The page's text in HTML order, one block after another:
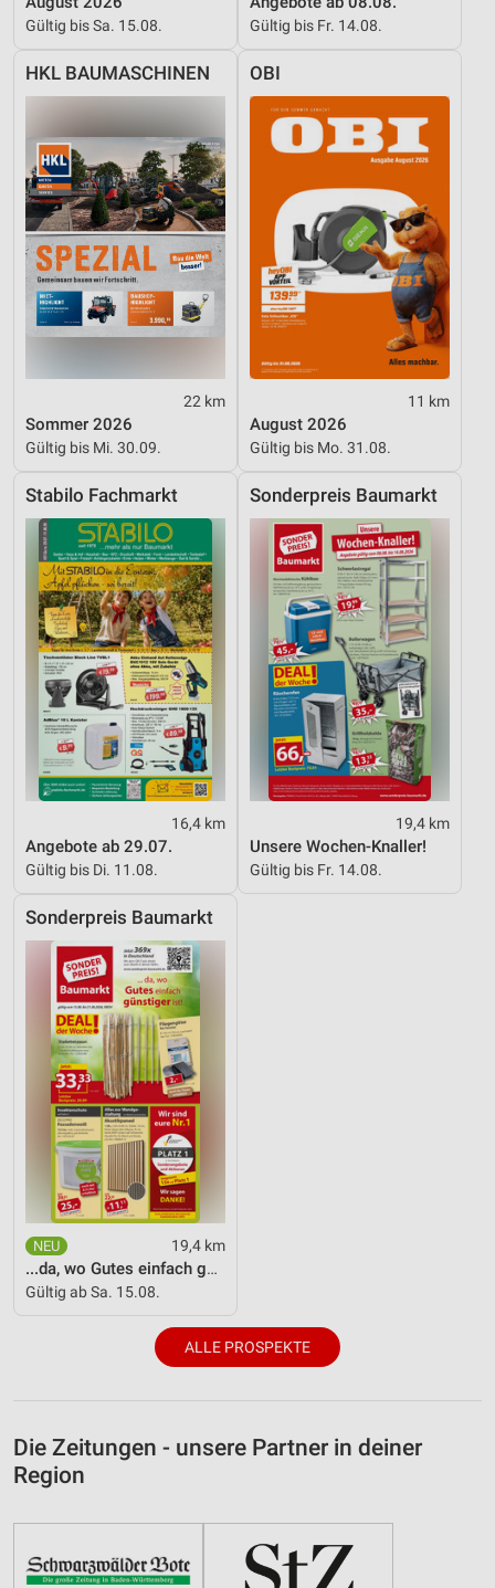
Gültig bis Sa. 15.08. Gültig bis Fr. 14.08.
HKL BAUMASCHINEN
22 km
Sommer 2026
Gültig bis Mi. 30.09.
OBI
11 km
August 2026
Gültig bis Mo. 31.08.
Stabilo Fachmarkt
16,4 km
Angebote ab 29.07.
Gültig bis Di. 11.08.
Sonderpreis Baumarkt
19,4 km
Unsere Wochen-Knaller!
Gültig bis Fr. 14.08.
Sonderpreis Baumarkt
19,4 km
...da, wo Gutes einfach günstiger ist!
Gültig ab Sa. 15.08.
ALLE PROSPEKTE
Die Zeitungen - unsere Partner in deiner
Region
Geräte anhand von aktiv angeforderten
Informationen identifizieren
Nicht-IAB-Verarbeitungszwecke:
Notwendig
Performance
Funktional
Werbung